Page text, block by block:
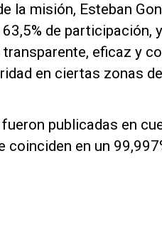
la misión, Esteban
de participación,
eficaz y
en ciertas zonas
publicadas en
coinciden en un